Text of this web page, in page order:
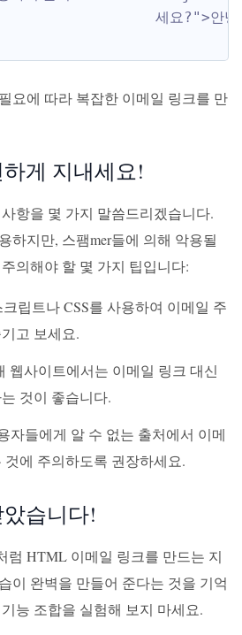
세요?">안
요에 따라 복잡한 이메일 링크를 만
게 지내세요!
항을 몇 가지 말씀드리겠습니다.
하지만, 스팸mer들에 의해 악용될
의해야 할 몇 가지 팁입니다:
립트나 CSS를 사용하여 이메일 주
고 보세요.
웹사이트에서는 이메일 링크 대신
것이 좋습니다.
자들에게 알 수 없는 출처에서 이메
에 주의하도록 권장하세요.
습니다!
럼 HTML 이메일 링크를 만드는 지
이 완벽을 만들어 준다는 것을 기억
능 조합을 실험해 보지 마세요.